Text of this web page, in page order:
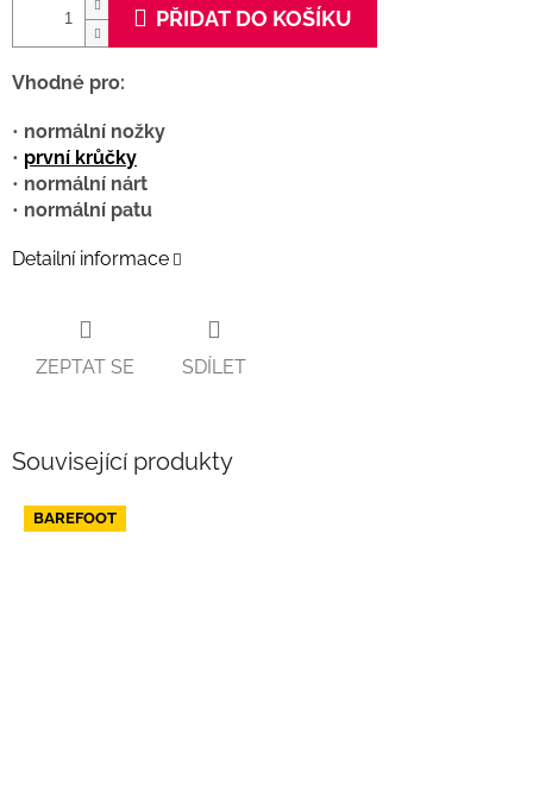
PŘIDAT DO KOŠÍKU
Vhodné pro:
• normální nožky
• první krůčky
• normální nárt
• normální patu
Detailní informace
ZEPTAT SE SDÍLET
Související produkty
BAREFOOT